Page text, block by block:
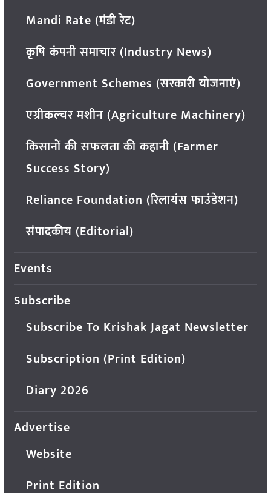
Mandi Rate (मंडी रेट)
कृषि कंपनी समाचार (Industry News)
Government Schemes (सरकारी योजनाएं)
एग्रीकल्चर मशीन (Agriculture Machinery)
किसानों की सफलता की कहानी (Farmer
Success Story)
Reliance Foundation (रिलायंस फाउंडेशन)
संपादकीय (Editorial)
Events
Subscribe
Subscribe To Krishak Jagat Newsletter
Subscription (Print Edition)
Diary 2026
Advertise
Website
Print Edition